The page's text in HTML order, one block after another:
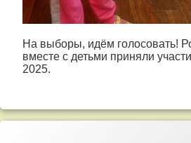
На выборы, идём голосовать!
вместе с детьми приняли
2025.